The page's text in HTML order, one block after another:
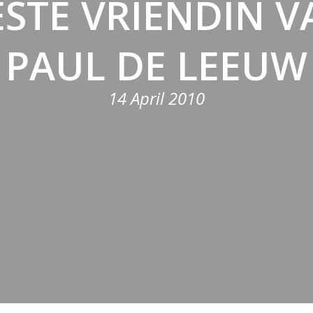
VRIENDIN
PAUL DE LEEUW
14 April 2010